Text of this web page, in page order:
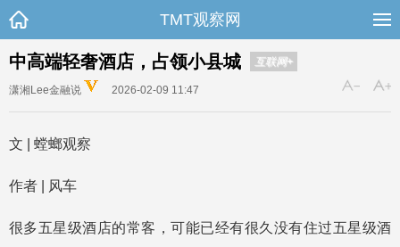
TMT观察网
中高端轻奢酒店，占领小县城 互联网+
潇湘Lee金融说 2026-02-09 11:47
文 | 螳螂观察
作者 | 风车
很多五星级酒店的常客，可能已经有很久没有住过五星级酒